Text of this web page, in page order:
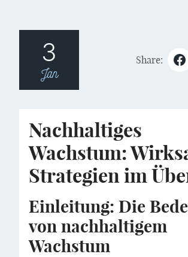
3
Jan
Share:
Nachhaltiges
Wachstum:
Strategien im
Einleitung: Die
von nachhaltigem
Wachstum